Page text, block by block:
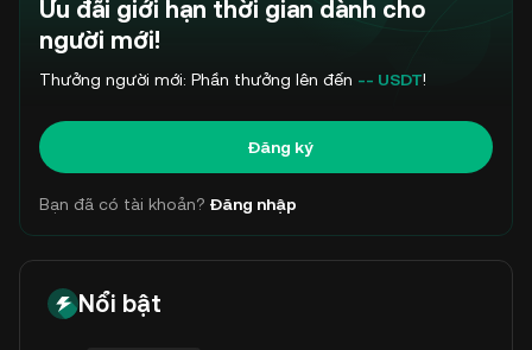
Ưu đãi giới hạn thời gian dành cho
người mới!
Thưởng người mới: Phần thưởng lên đến -- USDT!
Đăng ký
Bạn đã có tài khoản? Đăng nhập
Nổi bật